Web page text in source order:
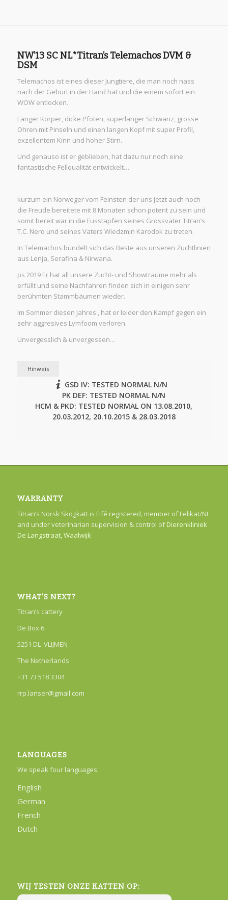
NW’13 SC NL*Titran’s Telemachos DVM &
DSM
Telemachos ist eines dieser Jungtiere, die man noch nass
nach der Geburt in der Hand hat und die einem sofort ein
WOW entlocken.
Langer Körper, dicke Pfoten, superlanger Schwanz, grosse
Ohren mit Pinseln und einen langen Kopf mit super Profil,
exzellentem Kinn und hoher Stirn.
Und genauso ist er geblieben, hat dazu nur noch eine
fantastische Fellqualität entwickelt…
kurzum ein Norweger vom Feinsten der uns jetzt auch noch
die Freude bereitete mit 8 Monaten schon potent zu sein und
somit bereit war in die Fusstapfen seines Grossvater Titran’s
T.C. Nero und seines Vaters Wiedzmin Karodok zu treten.
In Telemachos bündelt sich das Beste aus unseren Zuchtlinien
aus Lenja, Serafina & Nirwana.
ps 2019 Er hat all unsere Zucht- und Showtraüme mehr als
erfüllt und seine Nachfahren finden sich in einigen sehr
berühmten Stammbäumen wieder.
Im Sommer diesen Jahres , hat er leider den Kampf gegen ein
sehr aggresives Lymfoom verloren.
Unvergesslich & unvergessen…
Hinweis
GSD IV: TESTED NORMAL N/N
PK DEF: TESTED NORMAL N/N
HCM & PKD: TESTED NORMAL ON 13.08.2010,
20.03.2012, 20.10.2015 & 28.03.2018
WARRANTY
Titran’s Norsk Skogkatt is Fifé registered, member of Felikat/NL
and under veterinarian supervision & control ofDierenkliniek
De Langstraat, Waalwijk
WHAT’S NEXT?
Titran’s cattery
De Box 6
5251 DL VLIJMEN
The Netherlands
+31 73 518 3304
rrp.lanser@gmail.com
LANGUAGES
We speak four languages:
English
German
French
Dutch
WIJ TESTEN ONZE KATTEN OP: